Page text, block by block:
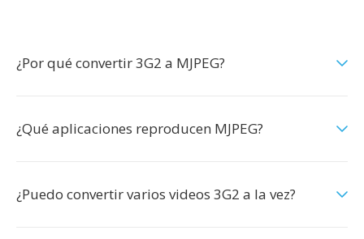
¿Por qué convertir 3G2 a MJPEG?
¿Qué aplicaciones reproducen MJPEG?
¿Puedo convertir varios videos 3G2 a la vez?